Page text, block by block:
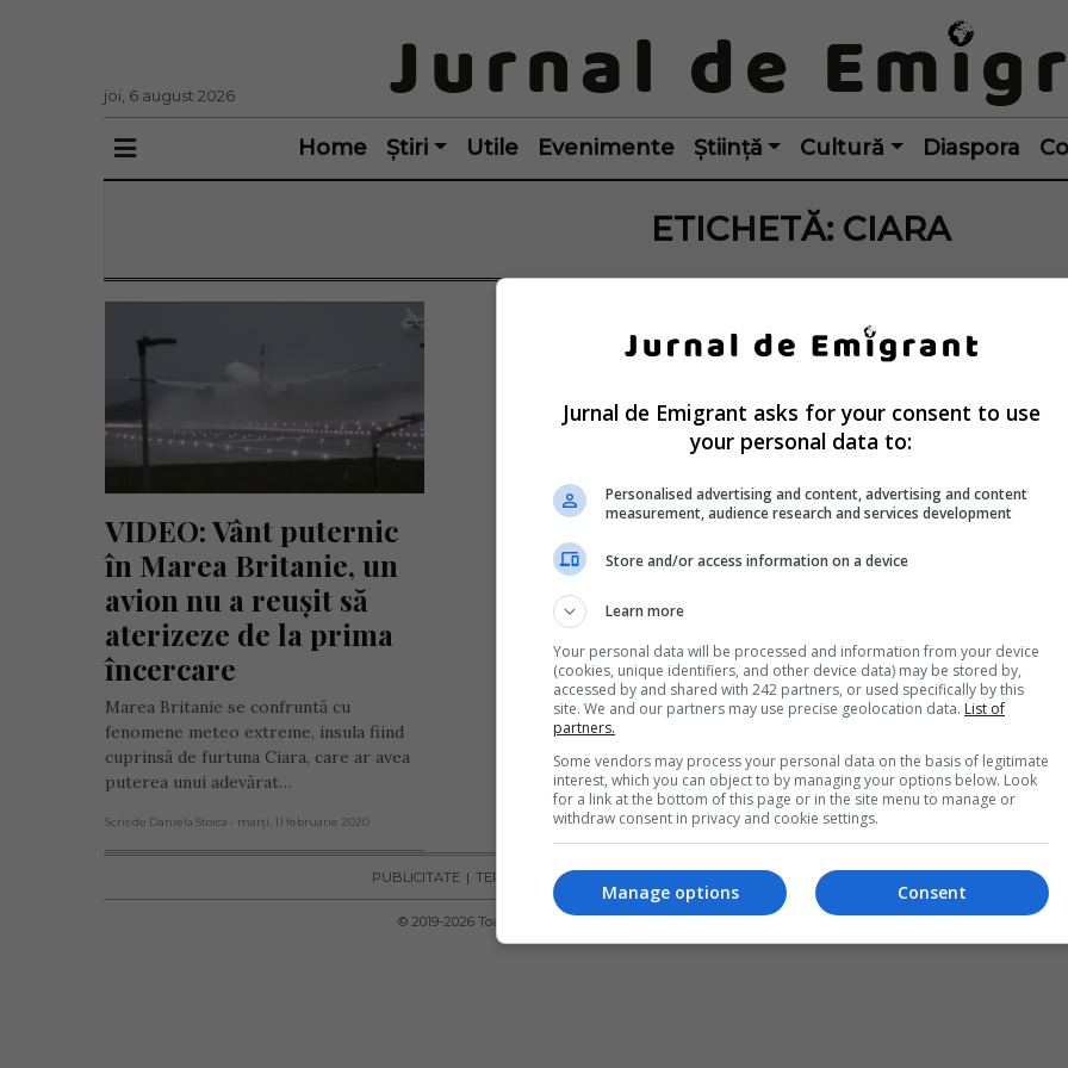
joi, 6 august 2026
Home Știri Utile Evenimente Știință Cultură Diaspora
ETICHETĂ: CIARA
VIDEO: Vânt puternic
în Marea Britanie, un
avion nu a reușit să
aterizeze de la prima
încercare
Marea Britanie se confruntă cu
fenomene meteo extreme, insula fiind
cuprinsă de furtuna Ciara, care ar avea
puterea unui adevărat…
Scris de Daniela Stoica - marți, 11 februarie 2020
PUBLICITATE TERMENI ȘI CONDIȚII DE UTILIZARE POLITICA DE CONFIDENȚIALITATE POLITICA
© 2019-2026 Toate drepturile rezervate Diaspora Media Network S.R.L - Interzisă copierea conținutului
Jurnal de Emigrant asks for your consent to use
your personal data to:
Personalised advertising and content, advertising and content
measurement, audience research and services development
Store and/or access information on a device
Learn more
Your personal data will be processed and information from your device
(cookies, unique identifiers, and other device data) may be stored by,
accessed by and shared with 242 partners, or used specifically by this
site. We and our partners may use precise geolocation data. List of
partners.
Some vendors may process your personal data on the basis of legitimate
interest, which you can object to by managing your options below. Look
for a link at the bottom of this page or in the site menu to manage or
withdraw consent in privacy and cookie settings.
Consent
Manage options